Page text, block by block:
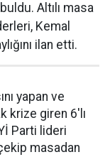
Altılı masa
Kemal
ilan etti.
yapan ve
krize giren 6'lı
Parti lideri
masadan